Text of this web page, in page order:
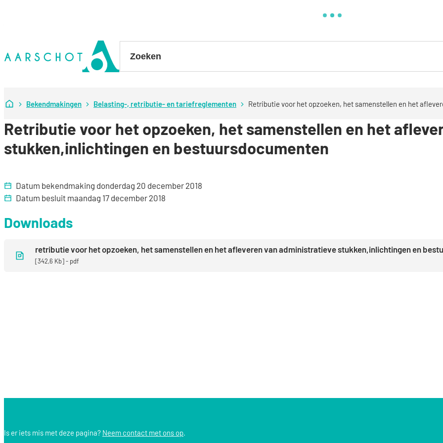
Startpagina
Bekendmakingen Belasting-, retributie- en tariefreglementen Retributie voor het opzoeken, het samenstellen en het
Retributie voor het opzoeken, het samenstellen en het
stukken,inlichtingen en bestuursdocumenten
Datum bekendmaking donderdag 20 december 2018
Datum besluit maandag 17 december 2018
Downloads
retributie voor het opzoeken, het samenstellen en het afleveren van administratieve stukken,inlichtingen en
342,6 Kb pdf
Is er iets mis met deze pagina? Neem contact met ons op.